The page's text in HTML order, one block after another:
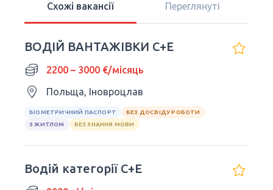
Схожі вакансії Переглянуті
ВОДІЙ ВАНТАЖІВКИ C+E
2200 – 3000 €/місяць
Польща, Іновроцлав
БІОМЕТРИЧНИЙ ПАСПОРТ
БЕЗ ДОСВІДУ РОБОТИ
З ЖИТЛОМ
БЕЗ ЗНАННЯ МОВИ
Водій категорії C+E